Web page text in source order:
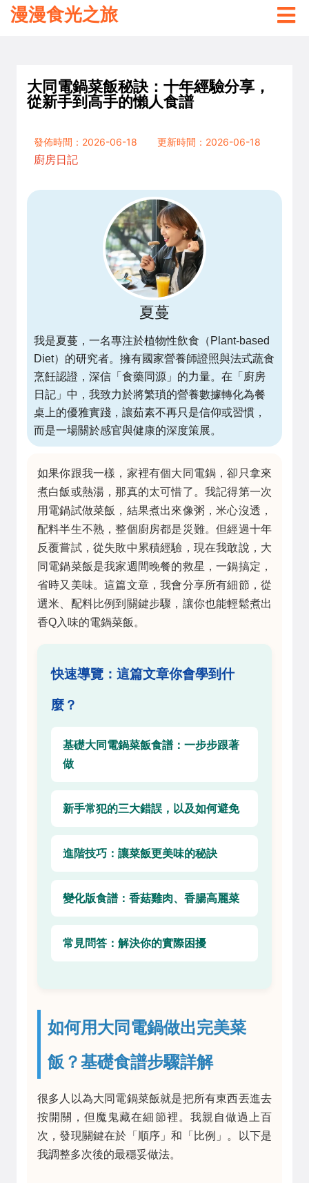
漫漫食光之旅
大同電鍋菜飯秘訣：十年經驗分享，
從新手到高手的懶人食譜
發佈時間：2026-06-18
更新時間：2026-06-18
廚房日記
夏蔓
我是夏蔓，一名專注於植物性飲食（Plant-based
Diet）的研究者。擁有國家營養師證照與法式蔬食
烹飪認證，深信「食藥同源」的力量。在「廚房
日記」中，我致力於將繁瑣的營養數據轉化為餐
桌上的優雅實踐，讓茹素不再只是信仰或習慣，
而是一場關於感官與健康的深度策展。
如果你跟我一樣，家裡有個大同電鍋，卻只拿來
煮白飯或熱湯，那真的太可惜了。我記得第一次
用電鍋試做菜飯，結果煮出來像粥，米心沒透，
配料半生不熟，整個廚房都是災難。但經過十年
反覆嘗試，從失敗中累積經驗，現在我敢說，大
同電鍋菜飯是我家週間晚餐的救星，一鍋搞定，
省時又美味。這篇文章，我會分享所有細節，從
選米、配料比例到關鍵步驟，讓你也能輕鬆煮出
香Q入味的電鍋菜飯。
快速導覽：這篇文章你會學到什
麼？
基礎大同電鍋菜飯食譜：一步步跟著
做
新手常犯的三大錯誤，以及如何避免
進階技巧：讓菜飯更美味的秘訣
變化版食譜：香菇雞肉、香腸高麗菜
常見問答：解決你的實際困擾
如何用大同電鍋做出完美菜
飯？基礎食譜步驟詳解
很多人以為大同電鍋菜飯就是把所有東西丟進去
按開關，但魔鬼藏在細節裡。我親自做過上百
次，發現關鍵在於「順序」和「比例」。以下是
我調整多次後的最穩妥做法。